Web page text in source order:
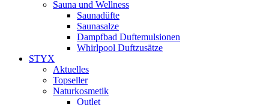
Sauna und Wellness
Saunadüfte
Saunasalze
Dampfbad Duftemulsionen
Whirlpool Duftzusätze
STYX
Aktuelles
Topseller
Naturkosmetik
Outlet